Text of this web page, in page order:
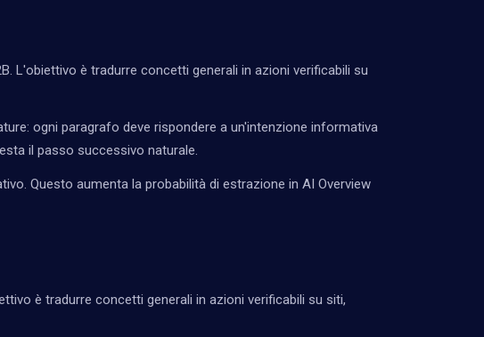
L'obiettivo è tradurre concetti generali in azioni verificabili su
ogni paragrafo deve rispondere a un'intenzione informativa
il passo successivo naturale.
Questo aumenta la probabilità di estrazione in AI Overview
è tradurre concetti generali in azioni verificabili su siti,